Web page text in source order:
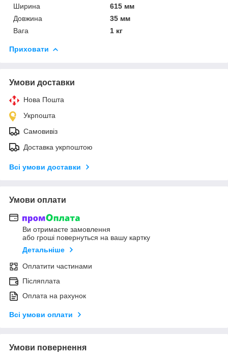
Ширина
615 мм
Довжина
35 мм
Вага
1 кг
Приховати
Умови доставки
Нова Пошта
Укрпошта
Самовивіз
Доставка укрпоштою
Всі умови доставки
Умови оплати
Ви отримаєте замовлення
або гроші повернуться на вашу картку
Детальніше
Оплатити частинами
Післяплата
Оплата на рахунок
Всі умови оплати
Умови повернення